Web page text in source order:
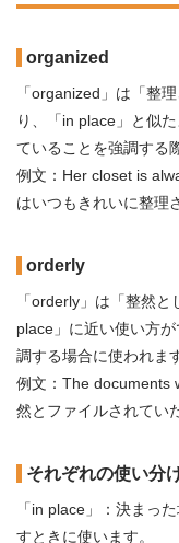
organized
「organized」は「整
り、「in place」と似
ていることを強調する
例文：Her closet is
はいつもきれいに整理
orderly
「orderly」は「整然
place」に近い使い方
調する場合に使われま
例文：The documents
然とファイルされてい
それぞれの使い分
「in place」：決まっ
すときに使います。